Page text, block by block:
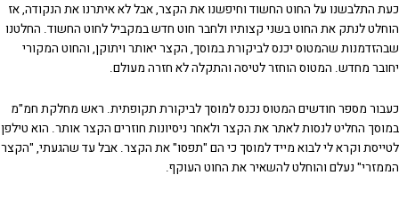
כעת התלבשנו על החוט החשוד וחיפשנו את הקצר, אבל לא איתרנו את הנקודה, אז
הוחלט לנתק את החוט בשני קצותיו ולחבר חוט חדש במקביל לחוט החשוד. החלטנו
שבהזדמנות שהמטוס יכנס לביקורת במוסך, הקצר יאותר ויתוקן, והחוט המקורי
יחובר מחדש. המטוס הוחזר לטיסה והתקלה לא חזרה מעולם.
כעבור מספר חודשים המטוס נכנס למוסך לביקורת תקופתית. ראש מחלקת חמ"מ
במוסך החליט לנסות לאתר את הקצר ולאחר ניסיונות חוזרים הקצר אותר. הוא טילפן
לטייסת וקרא לי לבוא מייד למוסך כי הם "תפסו" את הקצר. אבל עד שהגעתי, "הקצר
הממזרי" נעלם והוחלט להשאיר את החוט העוקף.